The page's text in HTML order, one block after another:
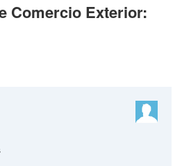
Comercio Exterior: